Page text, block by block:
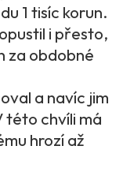
1 tisíc korun.
i přesto,
za obdobné
a navíc jim
této chvíli má
hrozí až